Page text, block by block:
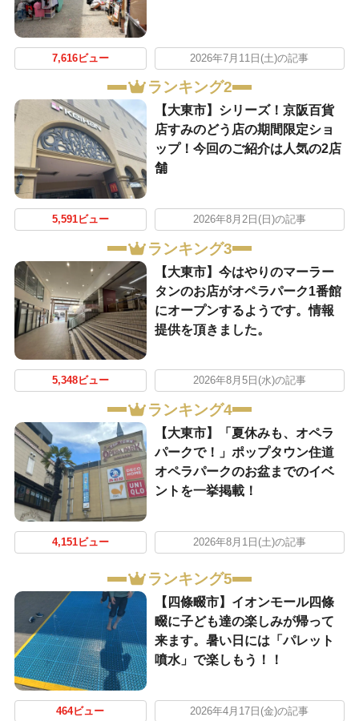
7,616ビュー 2026年7月11日(土)の記事
ランキング2
【大東市】シリーズ！京阪百貨
店すみのどう店の期間限定ショ
ップ！今回のご紹介は人気の2店
舗
5,591ビュー 2026年8月2日(日)の記事
ランキング3
【大東市】今はやりのマーラー
タンのお店がオペラパーク1番館
にオープンするようです。情報
提供を頂きました。
5,348ビュー 2026年8月5日(水)の記事
ランキング4
【大東市】「夏休みも、オペラ
パークで！」ポップタウン住道
オペラパークのお盆までのイベ
ントを一挙掲載！
4,151ビュー 2026年8月1日(土)の記事
ランキング5
【四條畷市】イオンモール四條
畷に子ども達の楽しみが帰って
来ます。暑い日には「パレット
噴水」で楽しもう！！
464ビュー 2026年4月17日(金)の記事